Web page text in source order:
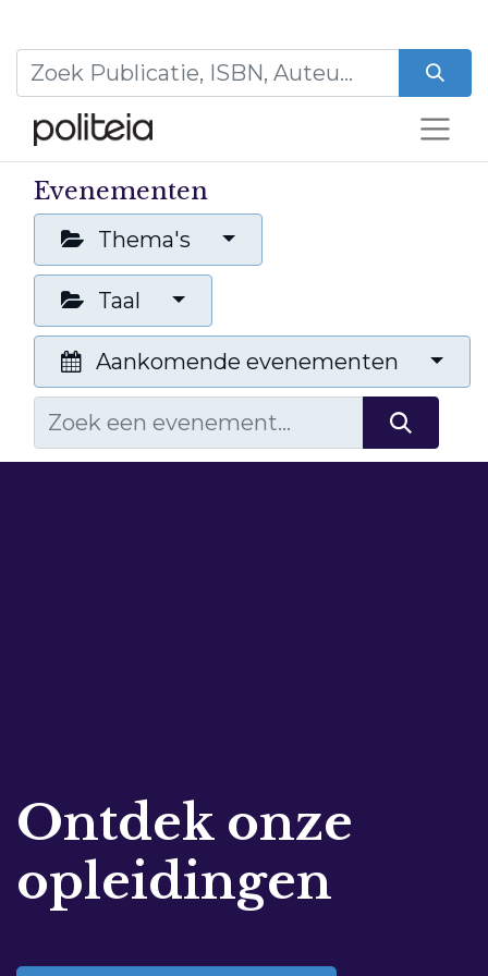
Evenementen
Thema's
Taal
Aankomende evenementen
Ontdek onze
opleidingen